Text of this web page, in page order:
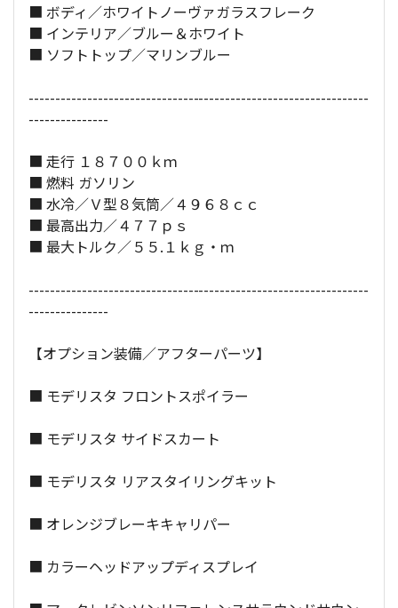
■ ボディ／ホワイトノーヴァガラスフレーク
■ インテリア／ブルー＆ホワイト
■ ソフトトップ／マリンブルー
----------------------------------------------------------------
---------------
■ 走行 １８７００ｋｍ
■ 燃料 ガソリン
■ 水冷／Ｖ型８気筒／４９６８ｃｃ
■ 最高出力／４７７ｐｓ
■ 最大トルク／５５.１ｋｇ・ｍ
----------------------------------------------------------------
---------------
【オプション装備／アフターパーツ】
■ モデリスタ フロントスポイラー
■ モデリスタ サイドスカート
■ モデリスタ リアスタイリングキット
■ オレンジブレーキキャリパー
■ カラーヘッドアップディスプレイ